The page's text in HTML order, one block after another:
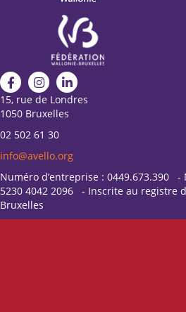
15, rue de Londres
1050 Bruxelles
02 502 61 30
info@avello.org
Numéro d’entreprise : 0449.673.390 -
5230 4042 2096 - Inscrite au registre
Bruxelles